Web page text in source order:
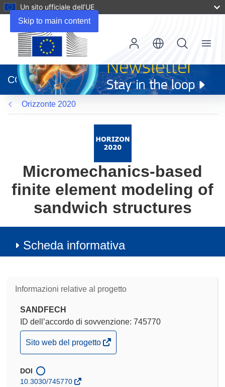
Skip to main content
Un sito ufficiale dell’UE
apre
in
una
nuova
finestra)
CORDIS
Menu
Orizzonte 2020
Micromechanics-based
finite element modeling of
sandwich structures
Scheda informativa
Informazioni relative al progetto
SANDFECH
ID dell’accordo di sovvenzione: 745770
(si
apre
una
Sito web del progetto
DOI
10.3030/745770